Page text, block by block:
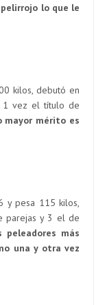
lo que le
kilos, debutó en
1 vez el título de
mayor mérito es
y pesa 115 kilos,
parejas y 3 el de
peleadores más
una y otra vez